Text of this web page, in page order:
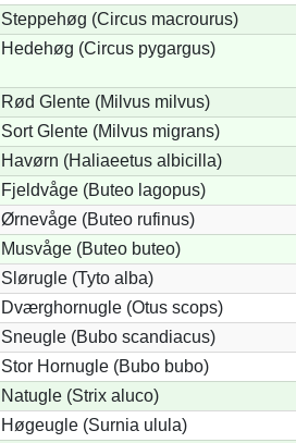
Steppehøg (Circus macrourus)
Hedehøg (Circus pygargus)
Rød Glente (Milvus milvus)
Sort Glente (Milvus migrans)
Havørn (Haliaeetus albicilla)
Fjeldvåge (Buteo lagopus)
Ørnevåge (Buteo rufinus)
Musvåge (Buteo buteo)
Slørugle (Tyto alba)
Dværghornugle (Otus scops)
Sneugle (Bubo scandiacus)
Stor Hornugle (Bubo bubo)
Natugle (Strix aluco)
Høgeugle (Surnia ulula)